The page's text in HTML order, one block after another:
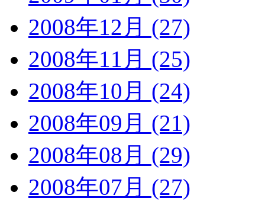
2008年12月 (27)
2008年11月 (25)
2008年10月 (24)
2008年09月 (21)
2008年08月 (29)
2008年07月 (27)